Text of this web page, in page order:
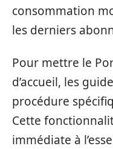
consommation
les derniers
Pour mettre le
d’accueil, les
procédure
Cette
immédiate à